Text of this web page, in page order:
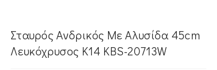
Σταυρός Ανδρικός Με Αλυσίδα 45cm
Λευκόχρυσος Κ14 KBS-20713W